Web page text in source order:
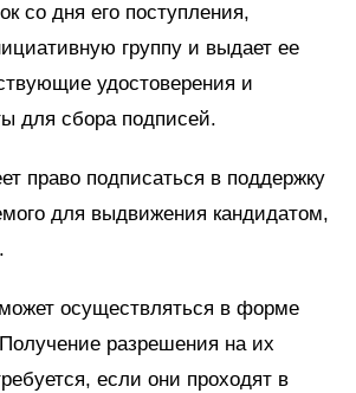
со дня его поступления,
группу и выдает ее
удостоверения и
для сбора подписей.
право подписаться в поддержку
для выдвижения кандидатом,
осуществляться в форме
разрешения на их
если они проходят в